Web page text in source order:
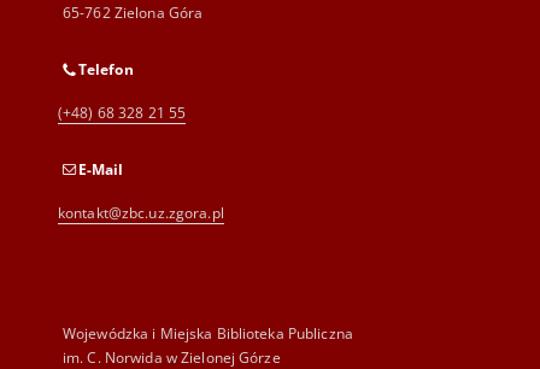
65-762 Zielona Góra
Telefon
(+48) 68 328 21 55
E-Mail
kontakt@zbc.uz.zgora.pl
Wojewódzka i Miejska Biblioteka Publiczna
im. C. Norwida w Zielonej Górze